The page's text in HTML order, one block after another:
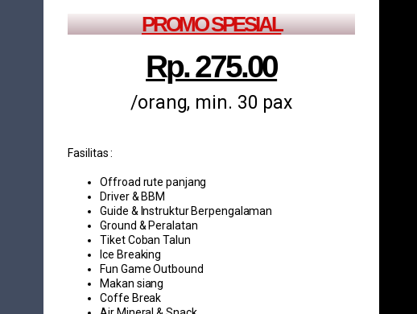
PROMO SPESIAL
Rp. 275.00
/orang, min. 30 pax
Fasilitas :
Offroad rute panjang
Driver & BBM
Guide & Instruktur Berpengalaman
Ground & Peralatan
Tiket Coban Talun
Ice Breaking
Fun Game Outbound
Makan siang
Coffe Break